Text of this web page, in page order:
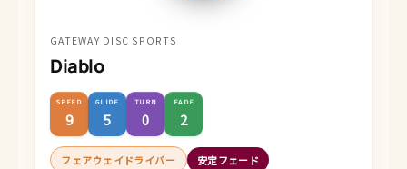
GATEWAY DISC SPORTS
Diablo
SPEED
9
GLIDE
5
TURN
0
FADE
2
フェアウェイドライバー 安定フェード